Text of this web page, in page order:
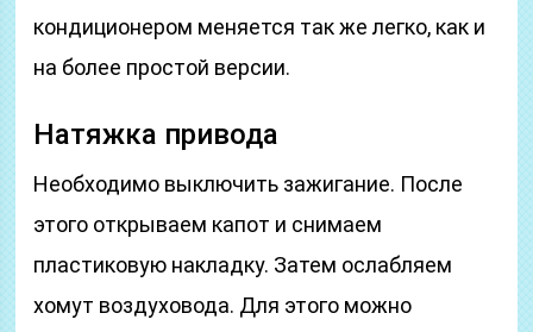
кондиционером меняется так же легко, как и
на более простой версии.
Натяжка привода
Необходимо выключить зажигание. После
этого открываем капот и снимаем
пластиковую накладку. Затем ослабляем
хомут воздуховода. Для этого можно